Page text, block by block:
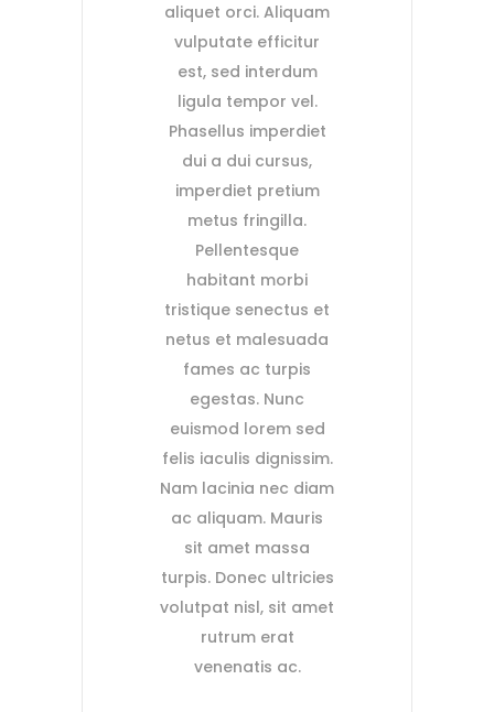
aliquet orci. Aliquam
vulputate efficitur
est, sed interdum
ligula tempor vel.
Phasellus imperdiet
dui a dui cursus,
imperdiet pretium
metus fringilla.
Pellentesque
habitant morbi
tristique senectus et
netus et malesuada
fames ac turpis
egestas. Nunc
euismod lorem sed
felis iaculis dignissim.
Nam lacinia nec diam
ac aliquam. Mauris
sit amet massa
turpis. Donec ultricies
volutpat nisl, sit amet
rutrum erat
venenatis ac.